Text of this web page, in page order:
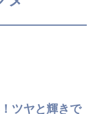
ツヤと輝きで